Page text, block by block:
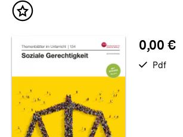
Inhalt
0,00 €
verfügbar
Pdf